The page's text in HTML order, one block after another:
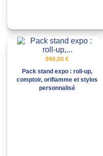
990,00 €
Pack stand expo : roll-up,
comptoir, oriflamme et stylos
personnalisé